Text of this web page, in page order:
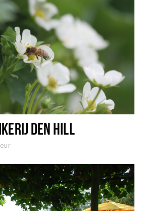
DEN HILL